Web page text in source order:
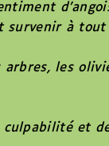
survenir à
les
culpabilité et